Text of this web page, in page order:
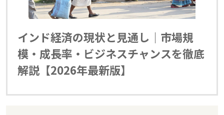
インド経済の現状と見通し｜市場規
模・成長率・ビジネスチャンスを徹底
解説【2026年最新版】